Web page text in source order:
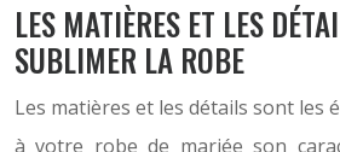
LES MATIÈRES ET LES
SUBLIMER LA ROBE
Les matières et les détails sont les
à votre robe de mariée son